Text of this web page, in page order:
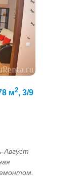
м2, 3/9
Август